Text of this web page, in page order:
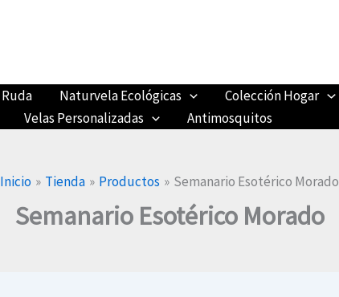
Ruda Naturvela Ecológicas Colección Hogar
Velas Personalizadas Antimosquitos
Inicio Tienda Productos Semanario Esotérico Morado
Semanario Esotérico Morado